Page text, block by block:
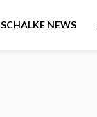
SCHALKE NEWS